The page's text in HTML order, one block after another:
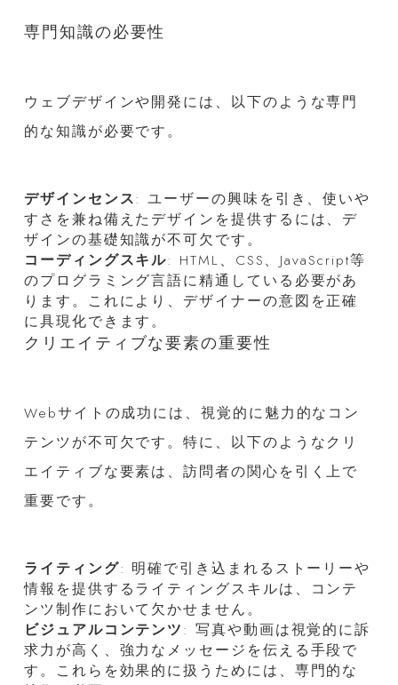
専門知識の必要性
ウェブデザインや開発には、以下のような専門
的な知識が必要です。
デザインセンス: ユーザーの興味を引き、使いや
すさを兼ね備えたデザインを提供するには、デ
ザインの基礎知識が不可欠です。
コーディングスキル: HTML、CSS、JavaScript等
のプログラミング言語に精通している必要があ
ります。これにより、デザイナーの意図を正確
に具現化できます。
クリエイティブな要素の重要性
Webサイトの成功には、視覚的に魅力的なコン
テンツが不可欠です。特に、以下のようなクリ
エイティブな要素は、訪問者の関心を引く上で
重要です。
ライティング: 明確で引き込まれるストーリーや
情報を提供するライティングスキルは、コンテ
ンツ制作において欠かせません。
ビジュアルコンテンツ: 写真や動画は視覚的に訴
求力が高く、強力なメッセージを伝える手段で
す。これらを効果的に扱うためには、専門的な